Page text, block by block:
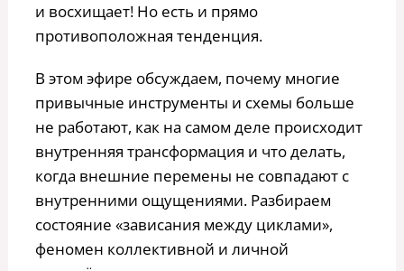
и восхищает! Но есть и прямо
противоположная тенденция.
В этом эфире обсуждаем, почему многие
привычные инструменты и схемы больше
не работают, как на самом деле происходит
внутренняя трансформация и что делать,
когда внешние перемены не совпадают с
внутренними ощущениями. Разбираем
состояние «зависания между циклами»,
феномен коллективной и личной